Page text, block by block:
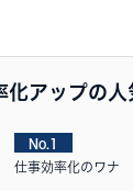
化アップの人
No.1
仕事効率化のワナ